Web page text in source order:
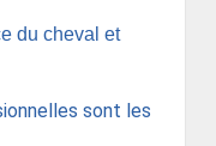
du cheval et
sont les